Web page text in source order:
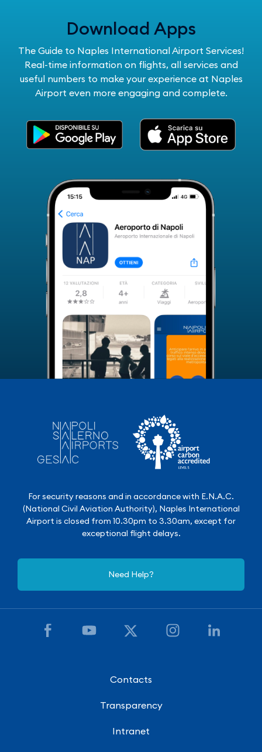
Download Apps
The Guide to Naples International Airport Services!
Real-time information on flights, all services and
useful numbers to make your experience at Naples
Airport even more engaging and complete.
For security reasons and in accordance with E.N.A.C.
(National Civil Aviation Authority), Naples International
Airport is closed from 10.30pm to 3.30am, except for
exceptional flight delays.
Need Help?
Contacts
Transparency
Intranet